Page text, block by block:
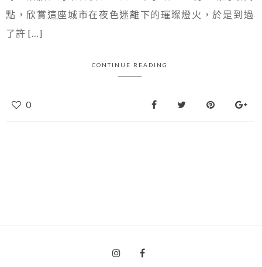
點，欣賞這座城市在夜色迷離下的璀璨燈火，於是到過
了許 […]
CONTINUE READING
0